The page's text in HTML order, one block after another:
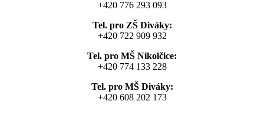
+420 776 293 093
Tel. pro ZŠ Diváky:
+420 722 909 932
Tel. pro MŠ Nikolčice:
+420 774 133 228
Tel. pro MŠ Diváky:
+420 608 202 173